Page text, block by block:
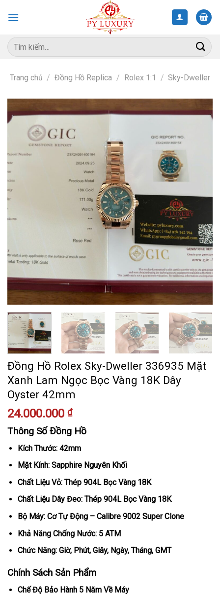
Tìm
kiếm:
Trang chủ / Đồng Hồ Replica / Rolex 1:1 / Sky-Dweller
Đồng Hồ Rolex Sky-Dweller 336935 Mặt
Xanh Lam Ngọc Bọc Vàng 18K Dây
Oyster 42mm
24.000.000 ₫
Thông Số Đồng Hồ
Kích Thước: 42mm
Mặt Kính: Sapphire Nguyên Khối
Chất Liệu Vỏ: Thép 904L Bọc Vàng 18K
Chất Liệu Dây Đeo: Thép 904L Bọc Vàng 18K
Bộ Máy: Cơ Tự Động – Calibre 9002 Super Clone
Khả Năng Chống Nước: 5 ATM
Chức Năng: Giờ, Phút, Giây, Ngày, Tháng, GMT
Chính Sách Sản Phẩm
Chế Độ Bảo Hành 5 Năm Về Máy